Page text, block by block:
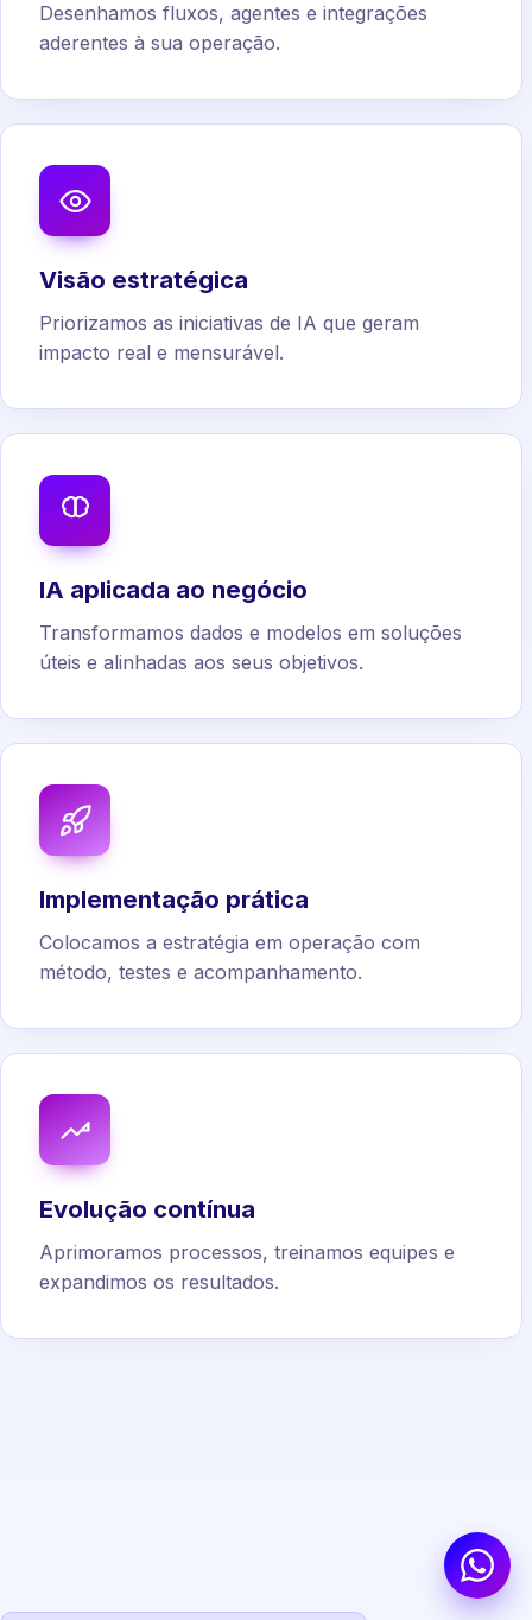
Desenhamos fluxos, agentes e integrações
aderentes à sua operação.
Visão estratégica
Priorizamos as iniciativas de IA que geram
impacto real e mensurável.
IA aplicada ao negócio
Transformamos dados e modelos em soluções
úteis e alinhadas aos seus objetivos.
Implementação prática
Colocamos a estratégia em operação com
método, testes e acompanhamento.
Evolução contínua
Aprimoramos processos, treinamos equipes e
expandimos os resultados.